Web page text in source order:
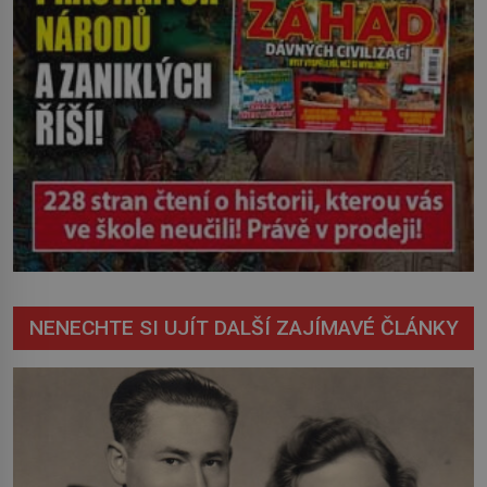
NENECHTE SI UJÍT DALŠÍ ZAJÍMAVÉ ČLÁNKY